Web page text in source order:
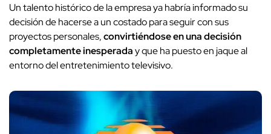
Un talento histórico de la empresa ya habría informado su
decisión de hacerse a un costado para seguir con sus
proyectos personales,convirtiéndose en una decisión
completamente inesperaday que ha puesto en jaque al
entorno del entretenimiento televisivo.